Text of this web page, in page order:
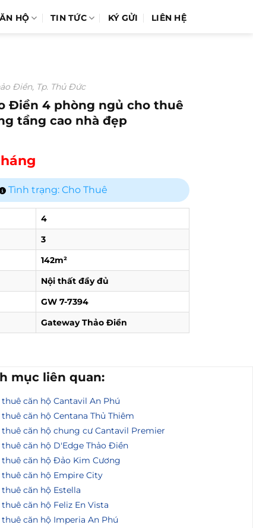
HỘ TIN TỨC KÝ GỬI LIÊN HỆ
Điền, Tp. Thủ Đức
Điền 4 phòng ngủ cho thuê
tầng cao nhà đẹp
Tình trạng: Cho Thuê
4
3
142m²
Nội thất đầy đủ
GW 7-7394
Gateway Thảo Điền
mục liên quan:
thuê căn hộ Cantavil An Phú
thuê căn hộ Centana Thủ Thiêm
thuê căn hộ chung cư Cantavil Premier
thuê căn hộ D'Edge Thảo Điền
thuê căn hộ Đảo Kim Cương
thuê căn hộ Empire City
thuê căn hộ Estella
thuê căn hộ Feliz En Vista
thuê căn hộ Imperia An Phú